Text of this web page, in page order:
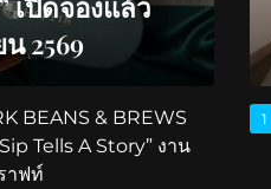
เปิดจองแล้ว
2569
BEANS & BREWS
Tells A Story” งาน
าฟท์
1